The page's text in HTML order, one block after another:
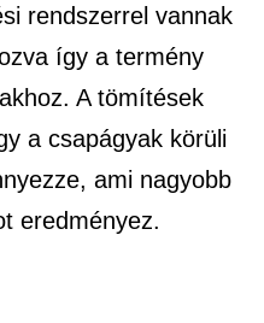
rendszerrel vannak
így a termény
A tömítések
a csapágyak körüli
ami nagyobb
eredményez.